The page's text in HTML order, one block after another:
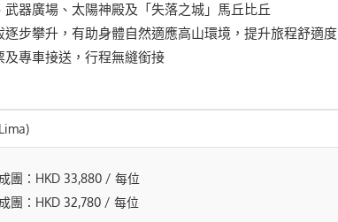
器廣場、太陽神殿及「失落之城」馬丘比丘
逐步攀升，有助身體自然適應高山環境，提升旅程舒適度
及專車接送，行程無縫銜接
團：HKD 33,880 / 每位
團：HKD 32,780 / 每位